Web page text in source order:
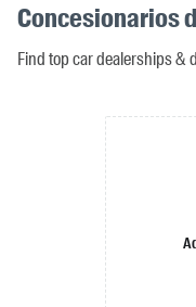
Concesionarios
Find top car dealerships &